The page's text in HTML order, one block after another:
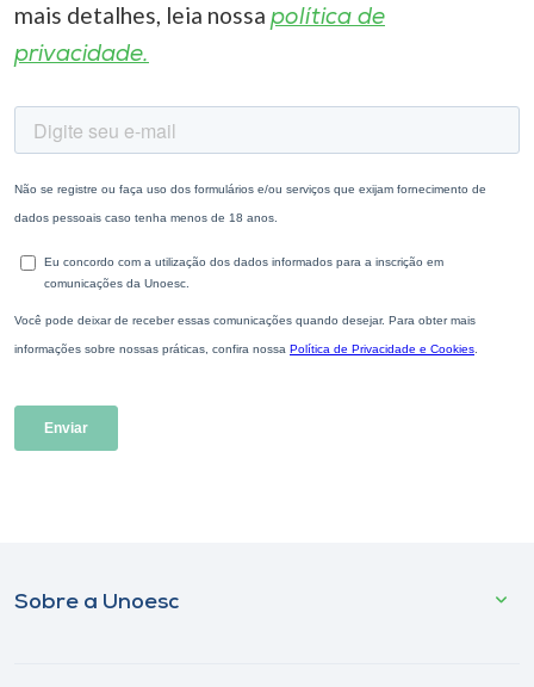
mais detalhes, leia nossa política de
privacidade.
Sobre a Unoesc